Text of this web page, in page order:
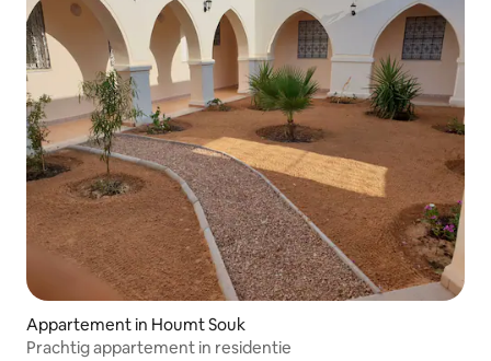
Appartement in Houmt Souk
Prachtig appartement in residentie